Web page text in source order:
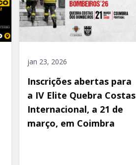
jan 23, 2026
Inscrições abertas para
a IV Elite Quebra Costas
Internacional, a 21 de
março, em Coimbra